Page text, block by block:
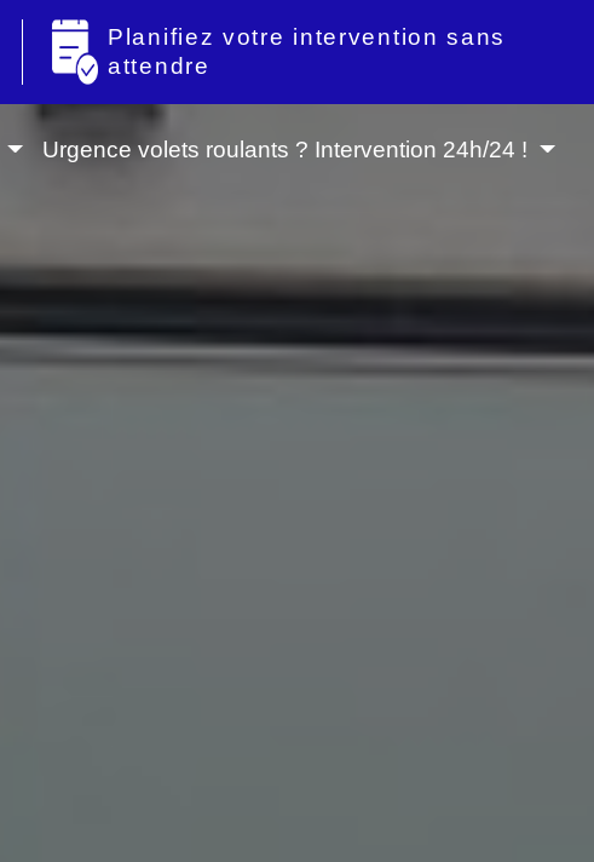
Planifiez votre intervention sans
attendre
Urgence volets roulants ? Intervention 24h/24 !